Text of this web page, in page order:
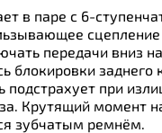
в паре с 6-
сцепление
передачи вниз
блокировки заднего
подстрахует при
Крутящий момент
зубчатым ремнём.